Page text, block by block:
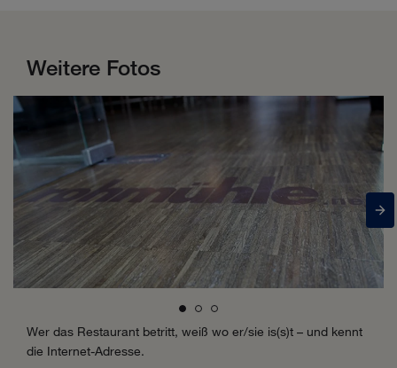
Weitere Fotos
Wer das Restaurant betritt, weiß wo er/sie is(s)t – und kennt
die Internet-Adresse.